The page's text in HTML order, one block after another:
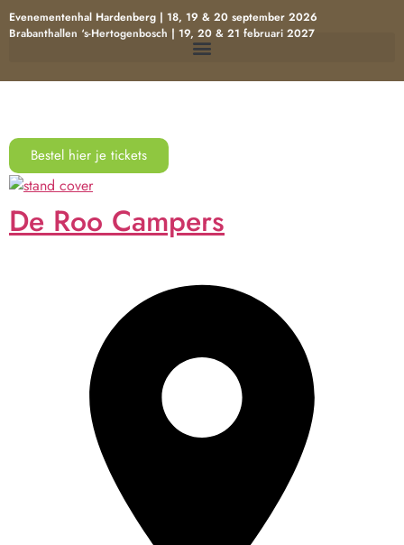
Evenementenhal Hardenberg | 18, 19 & 20 september 2026
Brabanthallen ‘s-Hertogenbosch | 19, 20 & 21 februari 2027
Bestel hier je tickets
De Roo Campers